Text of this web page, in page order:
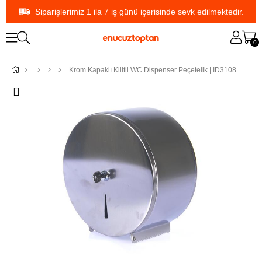
Siparişlerimiz 1 ila 7 iş günü içerisinde sevk edilmektedir.
0
Krom Kapaklı Kilitli WC Dispenser Peçetelik | ID3108